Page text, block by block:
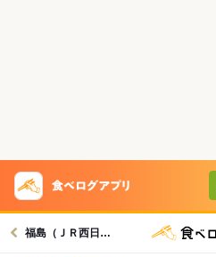
福島（ＪＲ西日本）駅グルメへ